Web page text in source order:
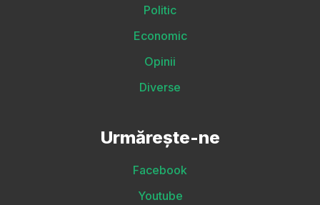
Politic
Economic
Opinii
Diverse
Urmărește-ne
Facebook
Youtube